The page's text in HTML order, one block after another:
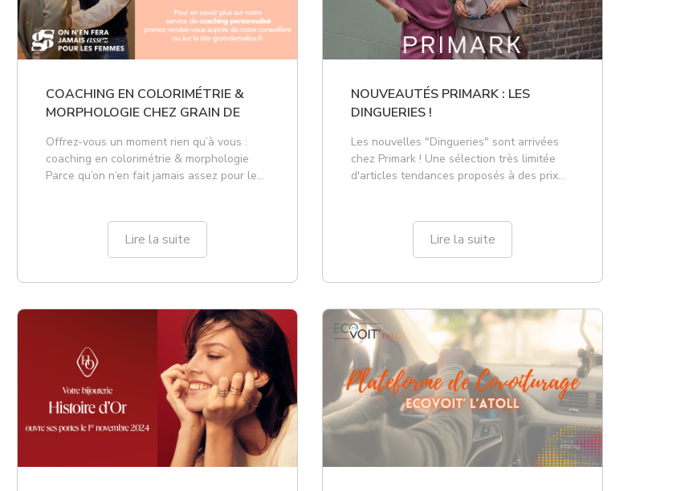
COACHING EN COLORIMÉTRIE &
MORPHOLOGIE CHEZ GRAIN DE
Offrez-vous un moment rien qu’à vous :
coaching en colorimétrie & morphologie
Parce qu’on n’en fait jamais assez pour les
confiance en soi et à la mise en valeur de
votre style !À travers un véritable coaching
personnalis...
Lire la suite
NOUVEAUTÉS PRIMARK : LES
DINGUERIES !
Les nouvelles "Dingueries" sont arrivées
chez Primark ! Une sélection très limitée
d'articles tendances proposés à des prix
Primark l'Atoll : - Haut droit en modal
mélangé – 6€ (disponible en 3 couleurs)-
Short décontrac...
Lire la suite